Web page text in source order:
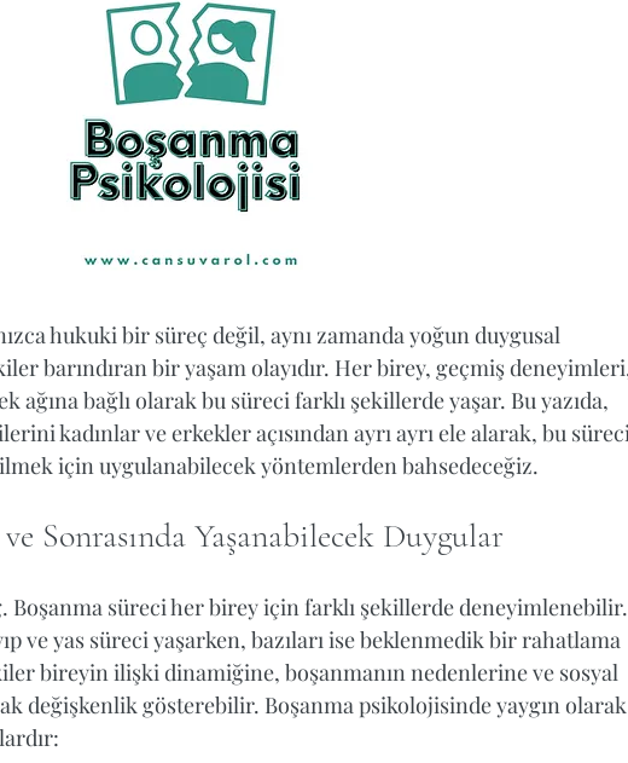
hukuki bir süreç değil, aynı zamanda yoğun duygusal
barındıran bir yaşam olayıdır. Her birey, geçmiş
ağına bağlı olarak bu süreci farklı şekillerde yaşar. Bu yazıda,
kadınlar ve erkekler açısından ayrı ayrı ele alarak, bu
için uygulanabilecek yöntemlerden bahsedeceğiz.
Sonrasında Yaşanabilecek Duygular
Boşanma süreci her birey için farklı şekillerde deneyimlenebilir.
ve yas süreci yaşarken, bazıları ise beklenmedik bir rahatlama
bireyin ilişki dinamiğine, boşanmanın nedenlerine ve sosyal
değişkenlik gösterebilir. Boşanma psikolojisinde yaygın olarak